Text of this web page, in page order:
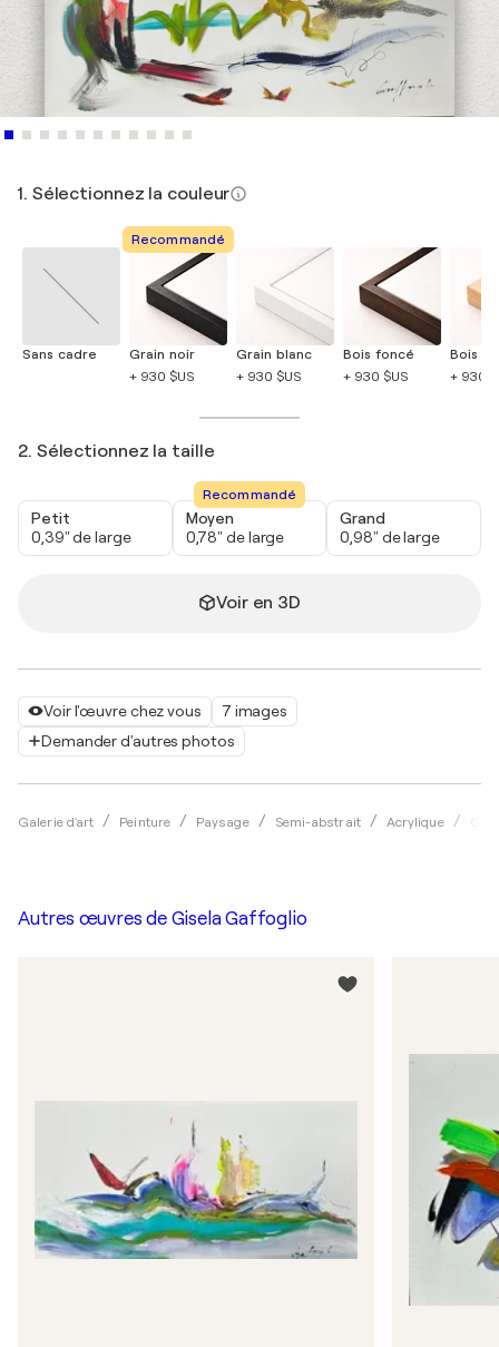
Voir l'œuvre chez vous
7 images
Demander d'autres photos
Galerie d'art Peinture Paysage Semi-abstrait Acrylique
1. Sélectionnez la couleur
Sans cadre
Recommandé
Grain noir
+ 930 $US
Grain blanc
+ 930 $US
Bois foncé
+ 930 $US
Bois
+ 930
2. Sélectionnez la taille
Petit
0,39" de large
Recommandé
Moyen
0,78" de large
Grand
0,98" de large
Voir en 3D
Autres œuvres de Gisela Gaffoglio